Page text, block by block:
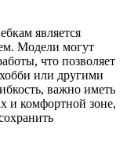
является
Модели могут
что позволяет
или другими
важно иметь
и комфортной зоне,